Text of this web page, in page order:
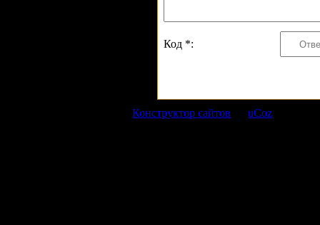
Код *:
Конструктор сайтов uCoz